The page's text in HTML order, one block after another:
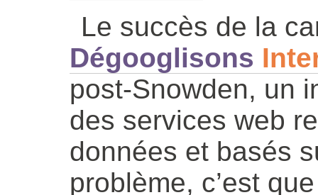
Le succès de la
Dégooglisons
post-Snowden, un
des services web
données et basés
problème, c’est